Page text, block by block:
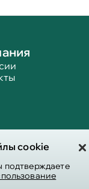
cookie
подтверждаете